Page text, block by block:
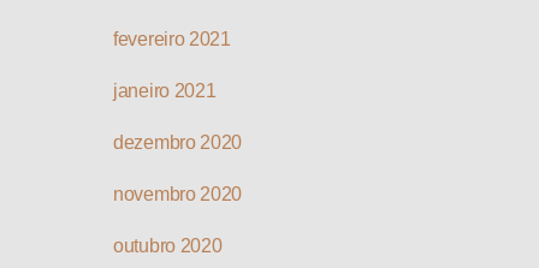
fevereiro 2021
janeiro 2021
dezembro 2020
novembro 2020
outubro 2020